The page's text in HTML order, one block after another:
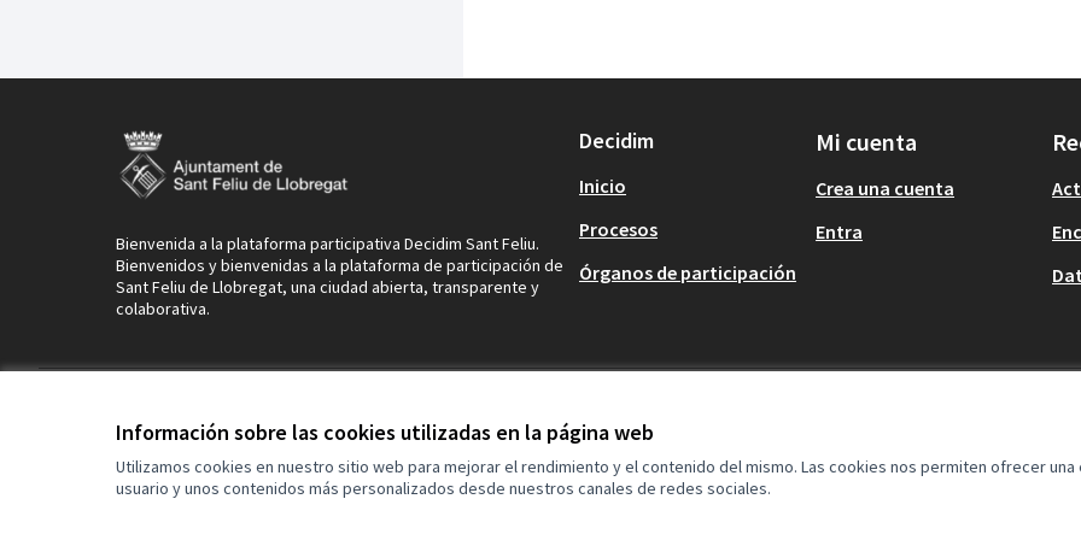
Información sobre las cookies utilizadas en la página web
Utilizamos cookies en nuestro sitio web para mejorar el rendimiento y el contenido del mismo. Las cookies nos permiten ofrecer una
usuario y unos contenidos más personalizados desde nuestros canales de redes sociales.
Bienvenida a la plataforma participativa Decidim Sant Feliu.
Bienvenidos y bienvenidas a la plataforma de participación de
Sant Feliu de Llobregat, una ciudad abierta, transparente y
colaborativa.
Decidim
Inicio
Procesos
Órganos de participación
Mi cuenta
Crea una cuenta
Entra
Términos y condiciones de uso